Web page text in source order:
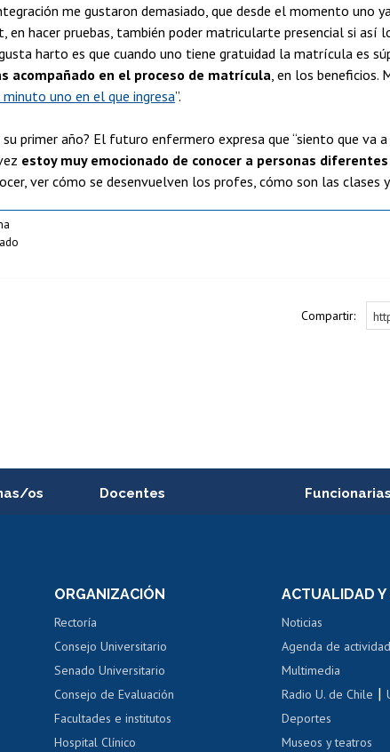
me gustaron demasiado, que desde el momento uno
en hacer pruebas, también poder matricularte presencial si así
harto es que cuando uno tiene gratuidad la matrícula es
acompañado en el proceso de matrícula , en los beneficios.
uno en el que ingresa”.
su primer año? El futuro enfermero expresa que “siento que va
estoy muy emocionado de conocer a personas
ver cómo se desenvuelven los profes, cómo son las clases
Compartir:
os Docentes
Perfeccionamiento
Evaluación docente
Calificación académica
Postulación al AUCAI
Portal de
Certificado de
Certificado de
ORGANIZACIÓN
Rectoría
Consejo Universitario
Senado Universitario
Consejo de Evaluación
Facultades e institutos
Hospital Clínico
ACTUALIDAD Y
Noticias
Agenda de
Multimedia
Radio U. de Chile |
Deportes
Museos y teatros